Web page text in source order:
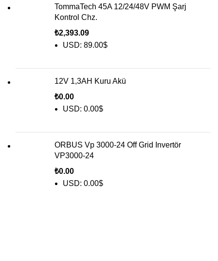
TommaTech 45A 12/24/48V PWM Şarj
Kontrol Chz.
₺2,393.09
USD: 89.00$
12V 1,3AH Kuru Akü
₺0.00
USD: 0.00$
ORBUS Vp 3000-24 Off Grid Invertör
VP3000-24
₺0.00
USD: 0.00$